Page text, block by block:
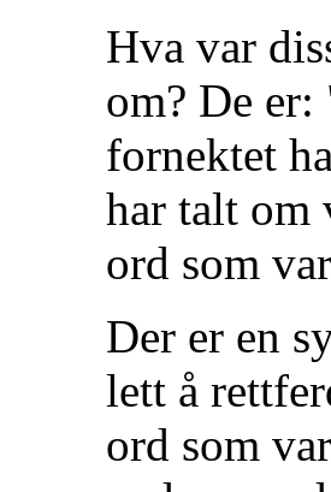
Hva var
om? De
fornektet
har talt om
ord som
Der er en
lett å
ord som